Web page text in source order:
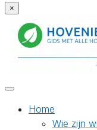
×
Home
Wie zijn